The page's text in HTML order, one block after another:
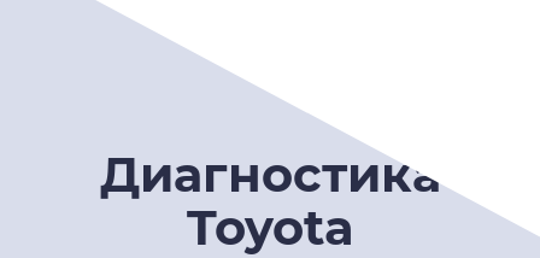
Диагностика
Toyota